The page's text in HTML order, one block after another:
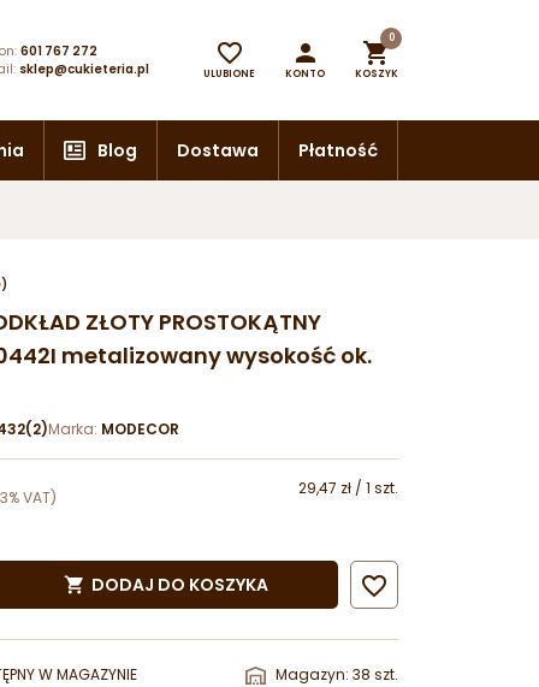
601 767 272
sklep@cukieteria.pl

ULUBIONE

KONTO

0
KOSZYK
Blog Dostawa Płatność
ZŁOTY PROSTOKĄTNY
metalizowany wysokość ok.
Marka: MODECOR
VAT) 29,47 zł / 1 szt.
 DODAJ DO KOSZYKA 
W MAGAZYNIE Magazyn: 38 szt.